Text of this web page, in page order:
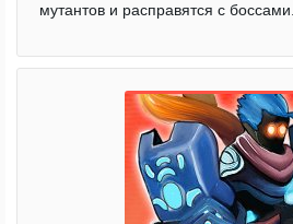
мутантов и расправятся с боссами.